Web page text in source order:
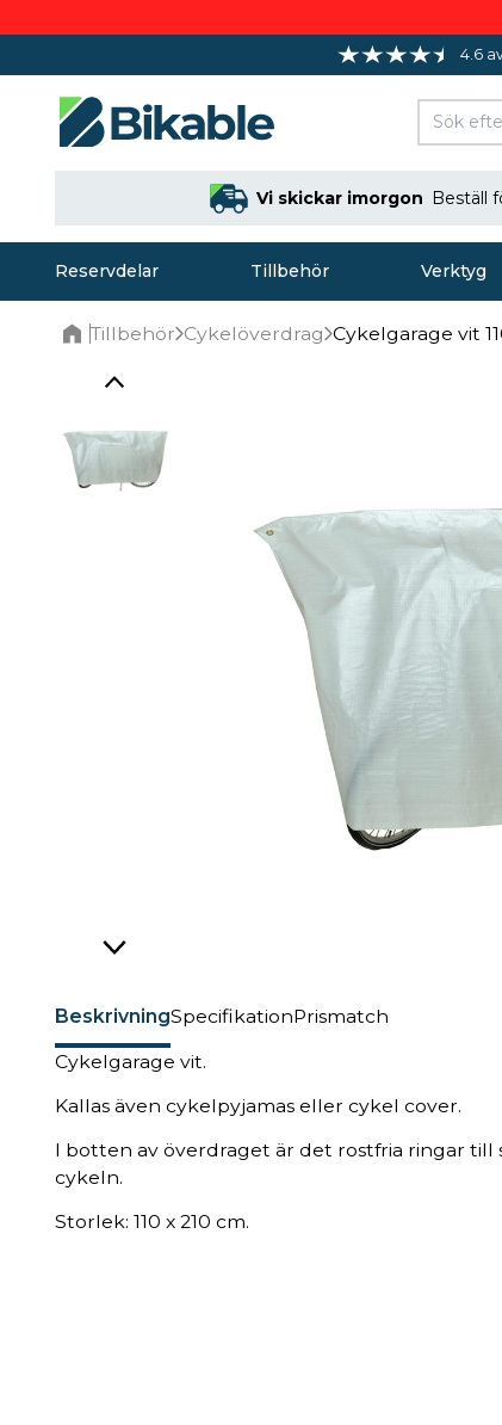
4.6
Vi skickar imorgon Beställ
Reservdelar Tillbehör Verktyg
Tillbehör Cykelöverdrag Cykelgarage vit
BeskrivningSpecifikationPrismatch
Cykelgarage vit.
Kallas även cykelpyjamas eller cykel cover.
I botten av överdraget är det rostfria ringar till
cykeln.
Storlek: 110 x 210 cm.